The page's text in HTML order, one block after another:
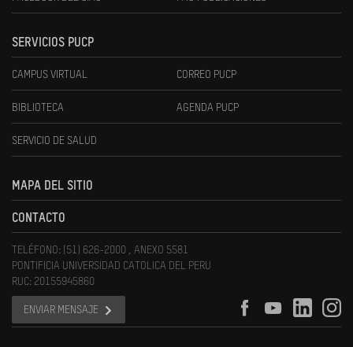
SERVICIOS PUCP
CAMPUS VIRTUAL CORREO PUCP
BIBLIOTECA AGENDA PUCP
SERVICIO DE SALUD
MAPA DEL SITIO
CONTACTO
TELÉFONO: (51) 626-2000 , ANEXO 5581
PONTIFICIA UNIVERSIDAD CATOLICA DEL PERU
RUC: 20155945860
ENVIAR MENSAJE